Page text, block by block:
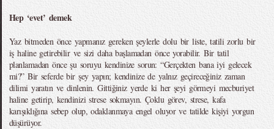
Hep ‘evet’ demek
Yaz bitmeden önce yapmanız gereken şeylerle dolu bir liste, tatili zorlu bir
iş haline getirebilir ve sizi daha başlamadan önce yorabilir. Bir tatil
planlamadan önce şu soruyu kendinize sorun: “Gerçekten bana iyi gelecek
mi?” Bir seferde bir şey yapın; kendinize de yalnız geçireceğiniz zaman
dilimi yaratın ve dinlenin. Gittiğiniz yerde ki her şeyi görmeyi mecburiyet
haline getirip, kendinizi strese sokmayın. Çoklu görev, strese, kafa
karışıklığına sebep olup, odaklanmaya engel oluyor ve tatilde kişiyi yorgun
düşürüyor.